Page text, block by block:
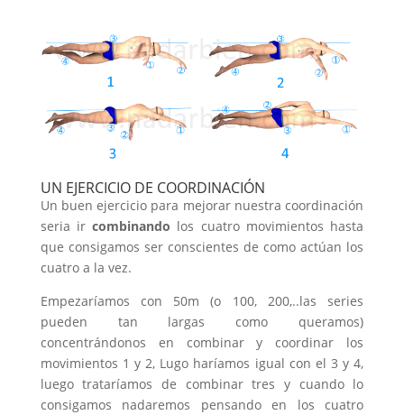
UN EJERCICIO DE COORDINACIÓN
Un buen ejercicio para mejorar nuestra coordinación
seria ircombinando los cuatro movimientos hasta
que consigamos ser conscientes de como actúan los
cuatro a la vez.
Empezaríamos con 50m (o 100, 200,..las series
pueden tan largas como queramos)
concentrándonos en combinar y coordinar los
movimientos 1 y 2, Lugo haríamos igual con el 3 y 4,
luego trataríamos de combinar tres y cuando lo
consigamos nadaremos pensando en los cuatro